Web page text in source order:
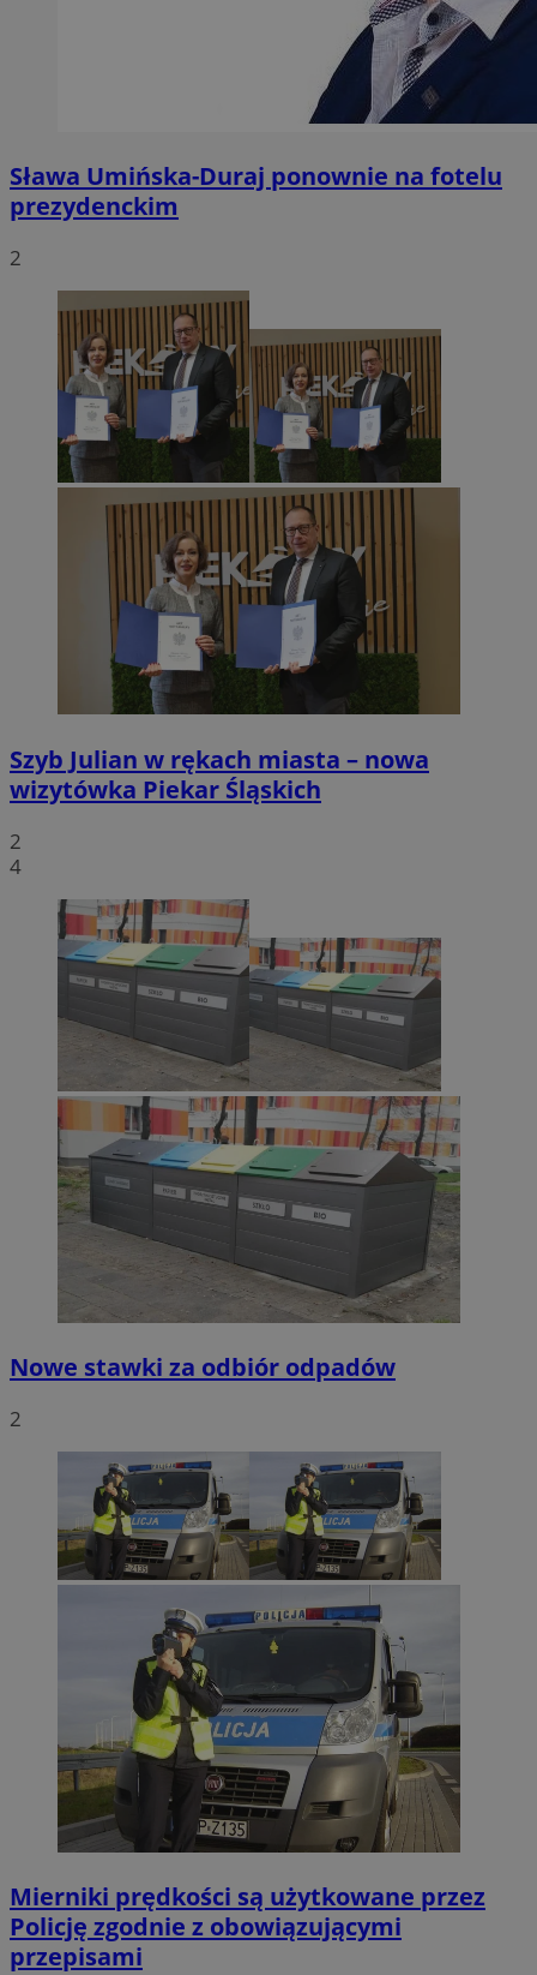
Sława Umińska-Duraj ponownie na fotelu
prezydenckim
2
Szyb Julian w rękach miasta – nowa
wizytówka Piekar Śląskich
2
4
Nowe stawki za odbiór odpadów
2
Mierniki prędkości są użytkowane przez
Policję zgodnie z obowiązującymi
przepisami